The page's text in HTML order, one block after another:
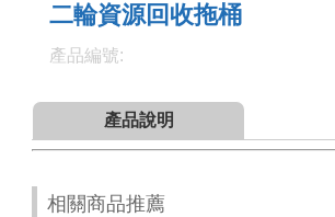
二輪資源回收拖桶
產品編號:
產品說明
相關商品推薦